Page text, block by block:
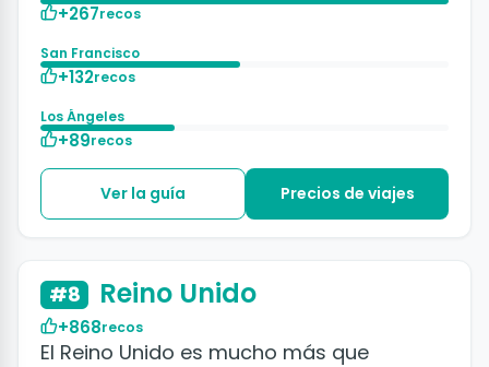
+267recos
San Francisco
+132recos
Los Ángeles
+89recos
Ver la guía Precios de viajes
#8 Reino Unido
+868recos
El Reino Unido es mucho más que